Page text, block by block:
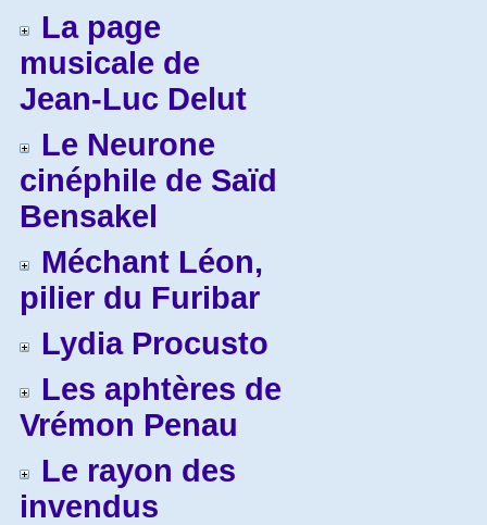
La page
musicale de
Jean-Luc Delut
Le Neurone
cinéphile de Saïd
Bensakel
Méchant Léon,
pilier du Furibar
Lydia Procusto
Les aphtères de
Vrémon Penau
Le rayon des
invendus